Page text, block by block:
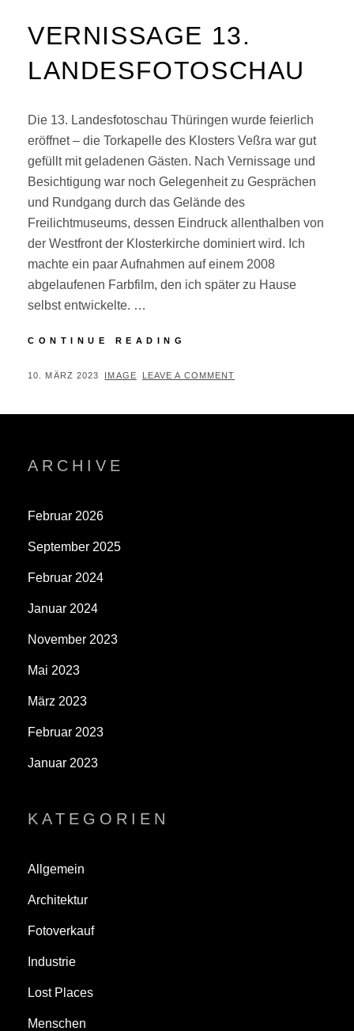
VERNISSAGE 13.
LANDESFOTOSCHAU
Die 13. Landesfotoschau Thüringen wurde feierlich
eröffnet – die Torkapelle des Klosters Veßra war gut
gefüllt mit geladenen Gästen. Nach Vernissage und
Besichtigung war noch Gelegenheit zu Gesprächen
und Rundgang durch das Gelände des
Freilichtmuseums, dessen Eindruck allenthalben von
der Westfront der Klosterkirche dominiert wird. Ich
machte ein paar Aufnahmen auf einem 2008
abgelaufenen Farbfilm, den ich später zu Hause
selbst entwickelte. …
CONTINUE READING
LANDESFOTOSCHAU
POSTED
10. MÄRZ 2023 BY
IMAGE LEAVE A COMMENT
ARCHIVE
Februar 2026
September 2025
Februar 2024
Januar 2024
November 2023
Mai 2023
März 2023
Februar 2023
Januar 2023
KATEGORIEN
Allgemein
Architektur
Fotoverkauf
Industrie
Lost Places
Menschen